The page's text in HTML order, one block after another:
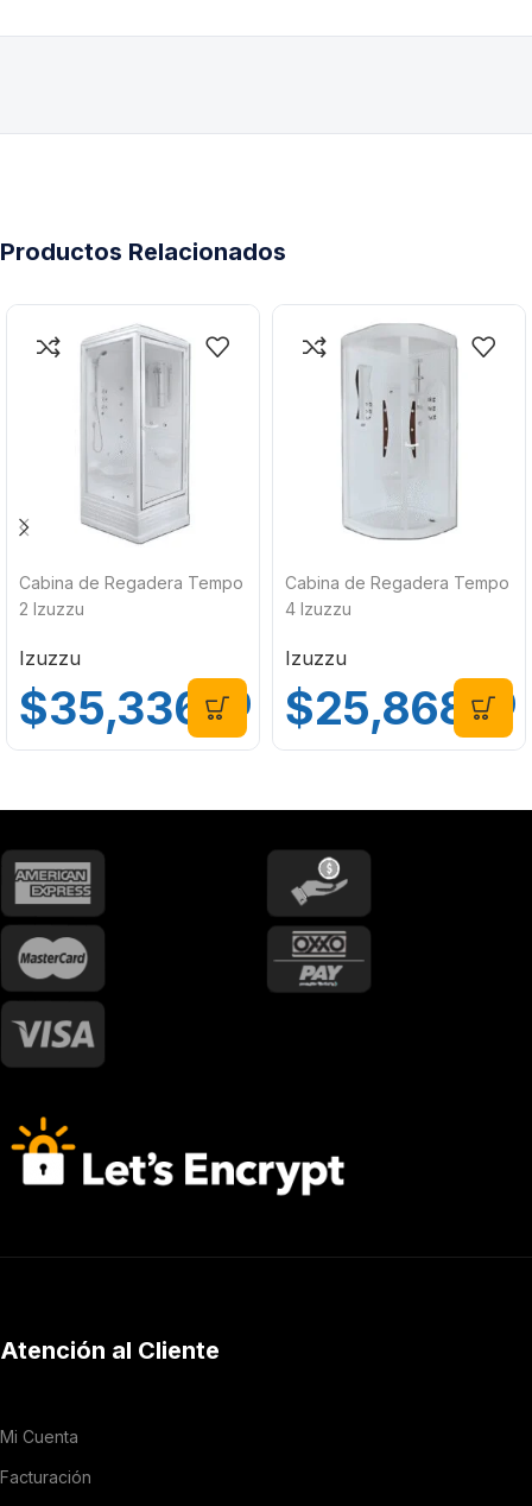
Productos Relacionados
Cabina de Regadera Tempo
2 Izuzzu
Izuzzu
$35,336 .00
Cabina de Regadera Tempo
4 Izuzzu
Izuzzu
$25,868 .00
Atención al Cliente
Mi Cuenta
Facturación